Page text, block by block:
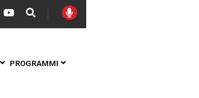
PROGRAMMI